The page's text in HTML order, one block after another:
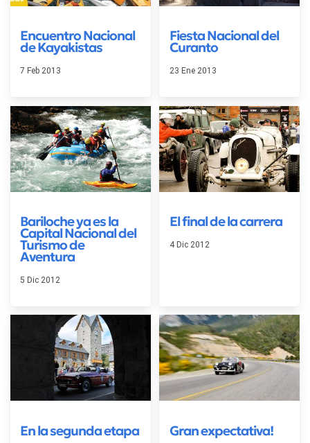
Encuentro Nacional
de Kayakistas
7 Feb 2013
Fiesta Nacional del
Curanto
23 Ene 2013
Bariloche ya es la
Capital Nacional del
Turismo de
Aventura
5 Dic 2012
El final de la carrera
4 Dic 2012
En la segunda etapa Gran expectativa!